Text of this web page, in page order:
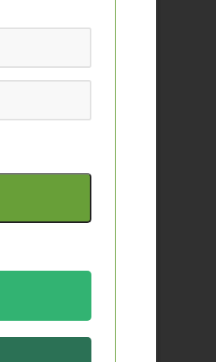
医師のもとで、
は明らかではな
分説明し、患者
症状があらわれ